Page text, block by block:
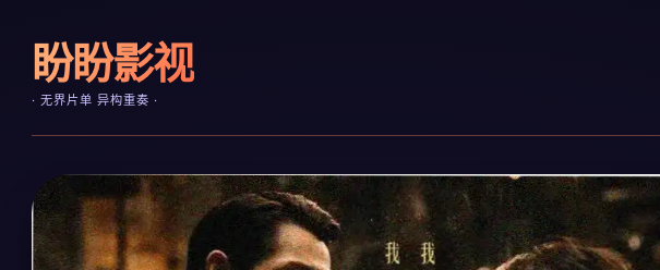
盼盼影视
· 无界片单 异构重奏 ·